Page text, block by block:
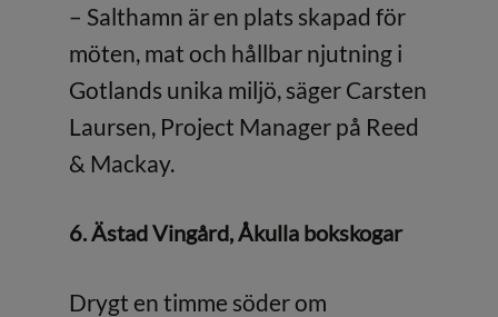
– Salthamn är en plats skapad för
möten, mat och hållbar njutning i
Gotlands unika miljö, säger Carsten
Laursen, Project Manager på Reed
& Mackay.
6. Ästad Vingård, Åkulla bokskogar
Drygt en timme söder om